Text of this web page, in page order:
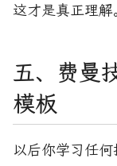
这才是真正理解
五、费曼
模板
以后你学习任何